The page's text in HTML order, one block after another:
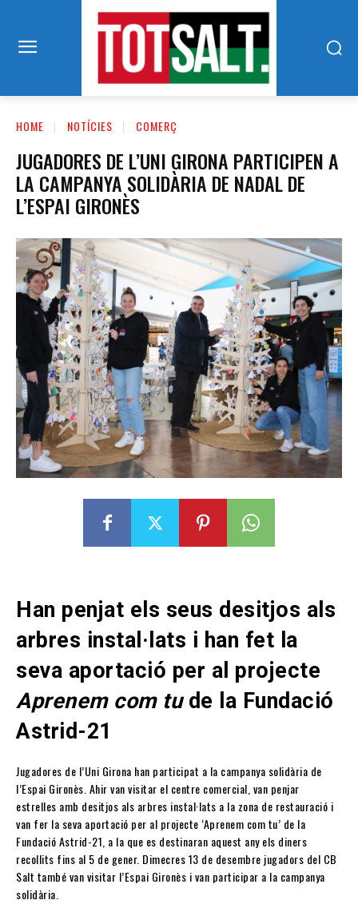
HOME NOTÍCIES COMERÇ
JUGADORES DE L’UNI GIRONA PARTICIPEN A
LA CAMPANYA SOLIDÀRIA DE NADAL DE
L’ESPAI GIRONÈS
Han penjat els seus desitjos als
arbres instal·lats i han fet la
seva aportació per al projecte
Aprenem com tude la Fundació
Astrid-21
Jugadores de l’Uni Girona han participat a la campanya solidària de
l’Espai Gironès. Ahir van visitar el centre comercial, van penjar
estrelles amb desitjos als arbres instal·lats a la zona de restauració i
van fer la seva aportació per al projecte ‘Aprenem com tu’ de la
Fundació Astrid-21, a la que es destinaran aquest any els diners
recollits fins al 5 de gener. Dimecres 13 de desembre jugadors del CB
Salt també van visitar l’Espai Gironès i van participar a la campanya
solidària.